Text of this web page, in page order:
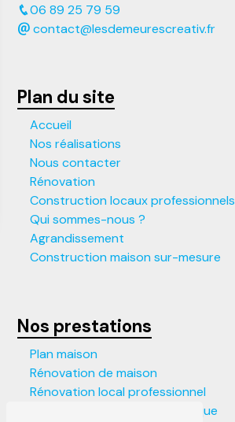
06 89 25 79 59
contact@lesdemeurescreativ.fr
Plan du site
Accueil
Nos réalisations
Nous contacter
Rénovation
Construction locaux professionnels
Qui sommes-nous ?
Agrandissement
Construction maison sur-mesure
Nos prestations
Plan maison
Rénovation de maison
Rénovation local professionnel
Construction maison écologique